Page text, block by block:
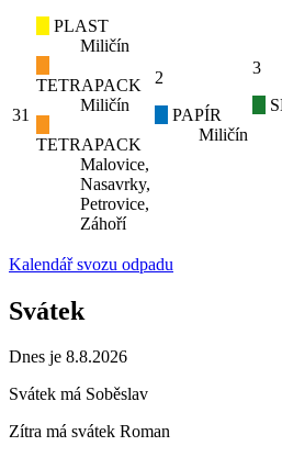
31
PLAST
Miličín
TETRAPACK
Miličín
TETRAPACK
Malovice,
Nasavrky,
Petrovice,
Záhoří
2
PAPÍR
Miličín
3
Kalendář svozu odpadu
Svátek
Dnes je 8.8.2026
Svátek má Soběslav
Zítra má svátek Roman